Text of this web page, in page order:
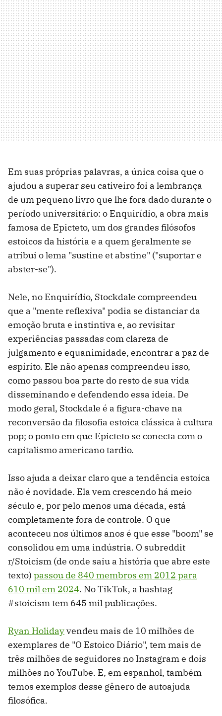
Em suas próprias palavras, a única coisa que o
ajudou a superar seu cativeiro foi a lembrança
de um pequeno livro que lhe fora dado durante o
período universitário: o Enquirídio, a obra mais
famosa de Epicteto, um dos grandes filósofos
estoicos da história e a quem geralmente se
atribui o lema "sustine et abstine" ("suportar e
abster-se").
Nele, no Enquirídio, Stockdale compreendeu
que a "mente reflexiva" podia se distanciar da
emoção bruta e instintiva e, ao revisitar
experiências passadas com clareza de
julgamento e equanimidade, encontrar a paz de
espírito. Ele não apenas compreendeu isso,
como passou boa parte do resto de sua vida
disseminando e defendendo essa ideia. De
modo geral, Stockdale é a figura-chave na
reconversão da filosofia estoica clássica à cultura
pop; o ponto em que Epicteto se conecta com o
capitalismo americano tardio.
Isso ajuda a deixar claro que a tendência estoica
não é novidade. Ela vem crescendo há meio
século e, por pelo menos uma década, está
completamente fora de controle. O que
aconteceu nos últimos anos é que esse "boom" se
consolidou em uma indústria. O subreddit
r/Stoicism (de onde saiu a história que abre este
texto) passou de 840 membros em 2012 para
610 mil em 2024. No TikTok, a hashtag
#stoicism tem 645 mil publicações.
Ryan Holidayvendeu mais de 10 milhões de
exemplares de "O Estoico Diário", tem mais de
três milhões de seguidores no Instagram e dois
milhões no YouTube. E, em espanhol, também
temos exemplos desse gênero de autoajuda
filosófica.